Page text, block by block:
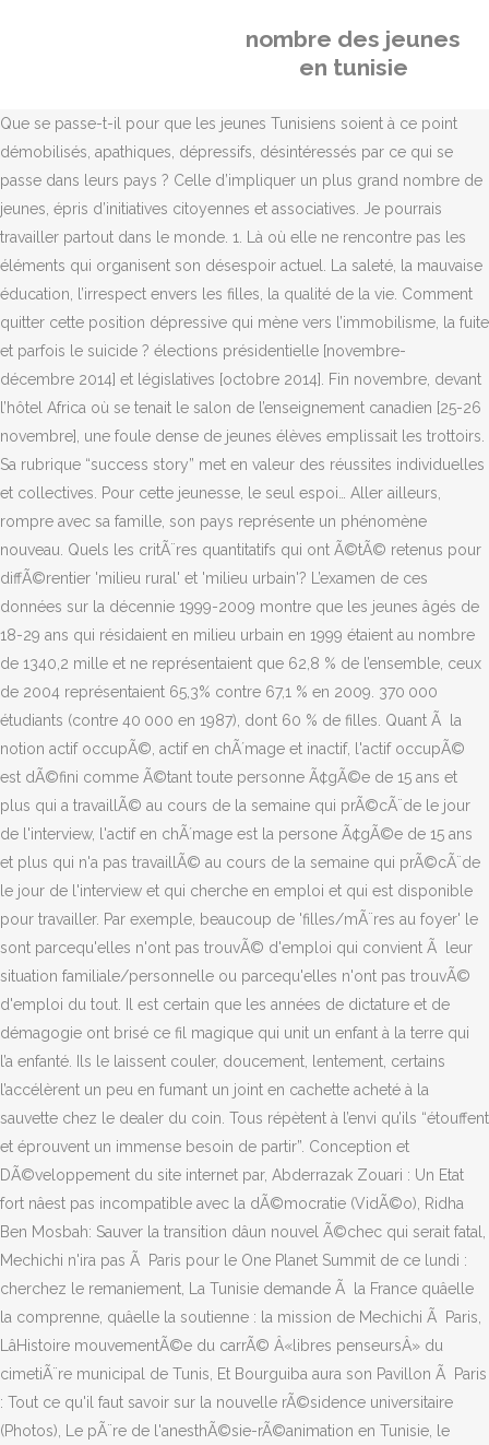
nombre des jeunes
en tunisie
Que se passe-t-il pour que les jeunes Tunisiens soient à ce point
démobilisés, apathiques, dépressifs, désintéressés par ce qui se
passe dans leurs pays ? Celle d’impliquer un plus grand nombre de
jeunes, épris d’initiatives citoyennes et associatives. Je pourrais
travailler partout dans le monde. 1. Là où elle ne rencontre pas les
éléments qui organisent son désespoir actuel. La saleté, la mauvaise
éducation, l’irrespect envers les filles, la qualité de la vie. Comment
quitter cette position dépressive qui mène vers l’immobilisme, la fuite
et parfois le suicide ? élections présidentielle [novembre-
décembre 2014] et législatives [octobre 2014]. Fin novembre, devant
l’hôtel Africa où se tenait le salon de l’enseignement canadien [25-26
novembre], une foule dense de jeunes élèves emplissait les trottoirs.
Sa rubrique “success story” met en valeur des réussites individuelles
et collectives. Pour cette jeunesse, le seul espoi… Aller ailleurs,
rompre avec sa famille, son pays représente un phénomène
nouveau. Quels les critÃ¨res quantitatifs qui ont Ã©tÃ© retenus pour
diffÃ©rentier 'milieu rural' et 'milieu urbain'? L’examen de ces
données sur la décennie 1999-2009 montre que les jeunes âgés de
18-29 ans qui résidaient en milieu urbain en 1999 étaient au nombre
de 1340,2 mille et ne représentaient que 62,8 % de l’ensemble, ceux
de 2004 représentaient 65,3% contre 67,1 % en 2009. 370 000
étudiants (contre 40 000 en 1987), dont 60 % de filles. Quant Ã la
notion actif occupÃ©, actif en chÃ´mage et inactif, l'actif occupÃ©
est dÃ©fini comme Ã©tant toute personne Ã¢gÃ©e de 15 ans et
plus qui a travaillÃ© au cours de la semaine qui prÃ©cÃ¨de le jour
de l'interview, l'actif en chÃ´mage est la persone Ã¢gÃ©e de 15 ans
et plus qui n'a pas travaillÃ© au cours de la semaine qui prÃ©cÃ¨de
le jour de l'interview et qui cherche en emploi et qui est disponible
pour travailler. Par exemple, beaucoup de 'filles/mÃ¨res au foyer' le
sont parcequ'elles n'ont pas trouvÃ© d'emploi qui convient Ã leur
situation familiale/personnelle ou parcequ'elles n'ont pas trouvÃ©
d'emploi du tout. Il est certain que les années de dictature et de
démagogie ont brisé ce fil magique qui unit un enfant à la terre qui
l’a enfanté. Ils le laissent couler, doucement, lentement, certains
l’accélèrent un peu en fumant un joint en cachette acheté à la
sauvette chez le dealer du coin. Tous répètent à l’envi qu’ils “étouffent
et éprouvent un immense besoin de partir”. Conception et
DÃ©veloppement du site internet par, Abderrazak Zouari : Un Etat
fort nâest pas incompatible avec la dÃ©mocratie (VidÃ©o), Ridha
Ben Mosbah: Sauver la transition dâun nouvel Ã©chec qui serait fatal,
Mechichi n'ira pas Ã Paris pour le One Planet Summit de ce lundi :
cherchez le remaniement, La Tunisie demande Ã la France quâelle
la comprenne, quâelle la soutienne : la mission de Mechichi Ã Paris,
LâHistoire mouvementÃ©e du carrÃ© Â«libres penseursÂ» du
cimetiÃ¨re municipal de Tunis, Et Bourguiba aura son Pavillon Ã Paris
: Tout ce qu'il faut savoir sur la nouvelle rÃ©sidence universitaire
(Photos), Le pÃ¨re de l'anesthÃ©sie-rÃ©animation en Tunisie, le